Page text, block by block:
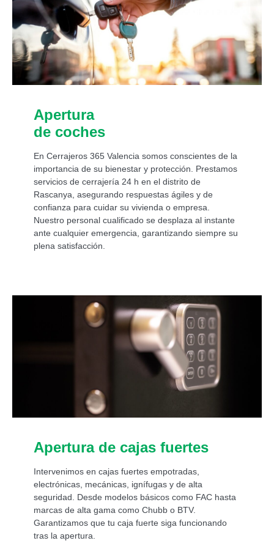
Apertura
de coches
En Cerrajeros 365 Valencia somos conscientes de la
importancia de su bienestar y protección. Prestamos
servicios de cerrajería 24 h en el distrito de
Rascanya , asegurando respuestas ágiles y de
confianza para cuidar su vivienda o empresa.
Nuestro personal cualificado se desplaza al instante
ante cualquier emergencia, garantizando siempre su
plena satisfacción.
Apertura de cajas fuertes
Intervenimos en cajas fuertes empotradas,
electrónicas, mecánicas, ignífugas y de alta
seguridad. Desde modelos básicos como FAC hasta
marcas de alta gama como Chubb o BTV.
Garantizamos que tu caja fuerte siga funcionando
tras la apertura.